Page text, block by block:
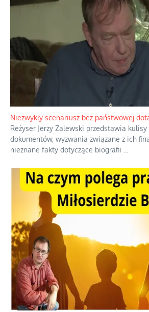
Niezwykły scenariusz bez państwowej
Reżyser Jerzy Zalewski przedstawia
dokumentów, wyzwania związane z ich
nieznane fakty dotyczące biografii